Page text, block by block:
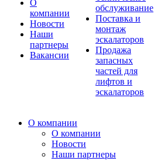
О
компании
Новости
Наши
партнеры
Вакансии
обслуживание
Поставка и
монтаж
эскалаторов
Продажа
запасных
частей для
лифтов и
эскалаторов
О компании
О компании
Новости
Наши партнеры